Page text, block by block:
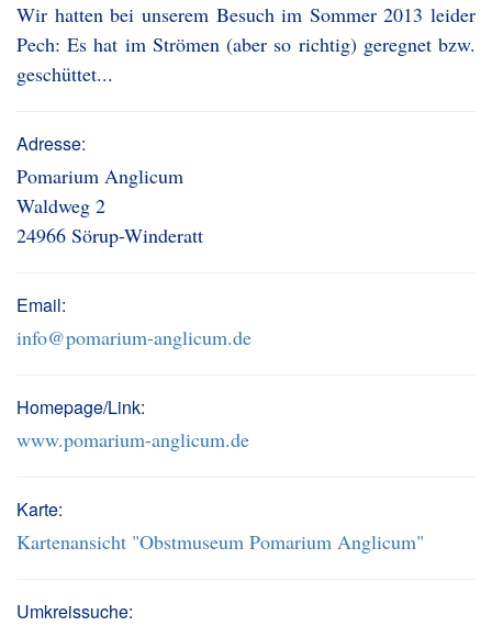
Wir hatten bei unserem Besuch im Sommer 2013 leider
Pech: Es hat im Strömen (aber so richtig) geregnet bzw.
geschüttet...
Adresse:
Pomarium Anglicum
Waldweg 2
24966 Sörup-Winderatt
Email:
info@pomarium-anglicum.de
Homepage/Link:
www.pomarium-anglicum.de
Karte:
Kartenansicht "Obstmuseum Pomarium Anglicum"
Umkreissuche: